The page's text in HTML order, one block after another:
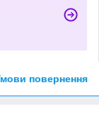
повернення